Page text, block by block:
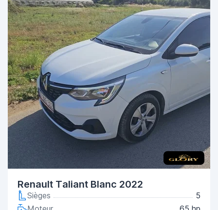
Renault Taliant Blanc 2022
Sièges
5